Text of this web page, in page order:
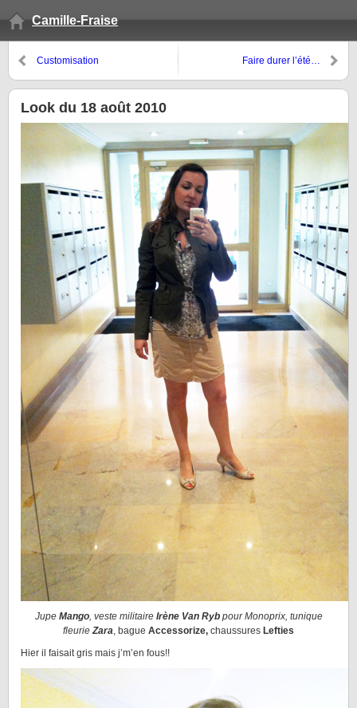
Camille-Fraise
Customisation Faire durer l’été…
Look du 18 août 2010
Jupe Mango, veste militaire Irène Van Rybpour Monoprix, tunique
fleurieZara, bague Accessorize, chaussures Lefties
Hier il faisait gris mais j’m’en fous!!